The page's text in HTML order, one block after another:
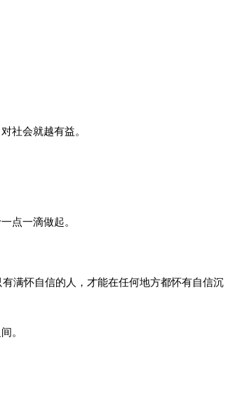
社会就越有益。
点一滴做起。
满怀自信的人，才能在任何地方都怀有自信沉
。